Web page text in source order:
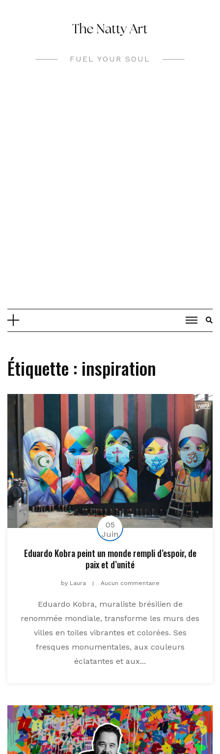
FUEL YOUR SOUL
Étiquette : inspiration
05
Juin
Eduardo Kobra peint un monde rempli d’espoir, de
paix et d’unité
byLaura Aucun commentaire
Eduardo Kobra, muraliste brésilien de
renommée mondiale, transforme les murs des
villes en toiles vibrantes et colorées. Ses
fresques monumentales, aux couleurs
éclatantes et aux...